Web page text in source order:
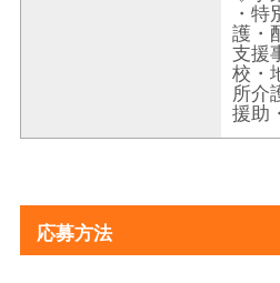
・
護・
支援
校・
所介
援助
応募方法